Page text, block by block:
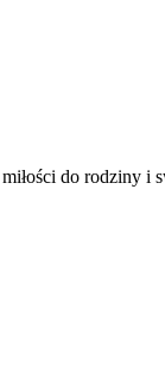
do rodziny